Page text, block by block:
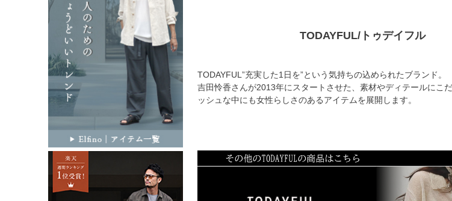
TODAYFUL/トゥデイフル
TODAYFUL”充実した1日を”という気持ちの込められたブランド。
吉田怜香さんが2013年にスタートさせた、素材やディテールにこ
ッシュな中にも女性らしさのあるアイテムを展開します。